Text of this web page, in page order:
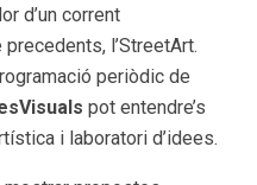
d’un corrent
l’StreetArt.
periòdic de
pot entendre’s
i laboratori d’idees.